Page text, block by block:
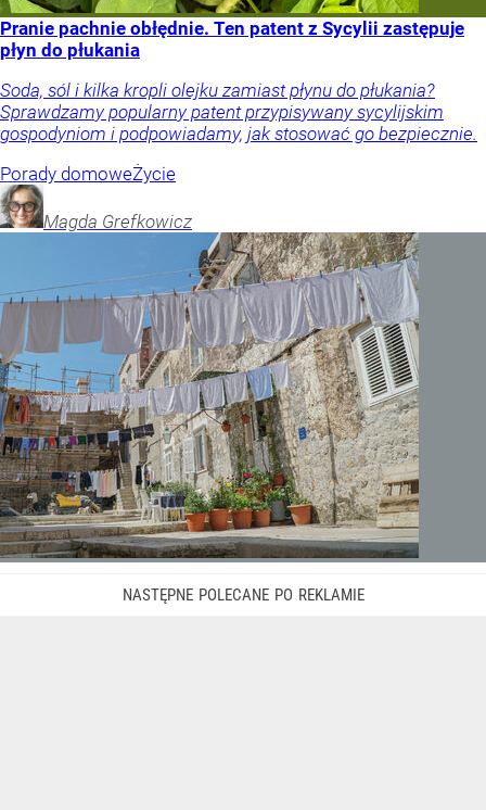
Pranie pachnie obłędnie. Ten patent z Sycylii zastępuje
płyn do płukania
Soda, sól i kilka kropli olejku zamiast płynu do płukania?
Sprawdzamy popularny patent przypisywany sycylijskim
gospodyniom i podpowiadamy, jak stosować go bezpiecznie.
Porady domoweŻycie
Magda Grefkowicz